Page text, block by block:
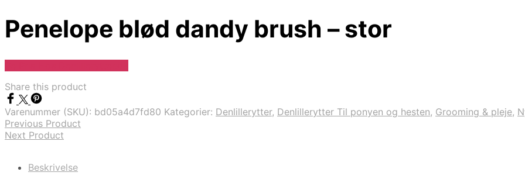
Penelope blød dandy brush – stor
Share this product
Varenummer (SKU): bd05a4d7fd80 Kategorier: Denlillerytter, Denlillerytter Til ponyen og hesten, Grooming & pleje,
Previous Product
Next Product
Beskrivelse